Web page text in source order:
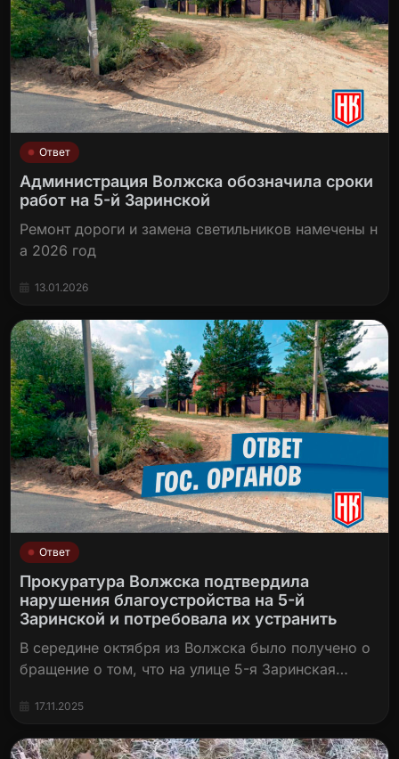
Ответ
Администрация Волжска обозначила сроки
работ на 5-й Заринской
Ремонт дороги и замена светильников намечены н
а 2026 год
13.01.2026
Ответ
Прокуратура Волжска подтвердила
нарушения благоустройства на 5-й
Заринской и потребовала их устранить
В середине октября из Волжска было получено о
бращение о том, что на улице 5-я Заринская…
17.11.2025